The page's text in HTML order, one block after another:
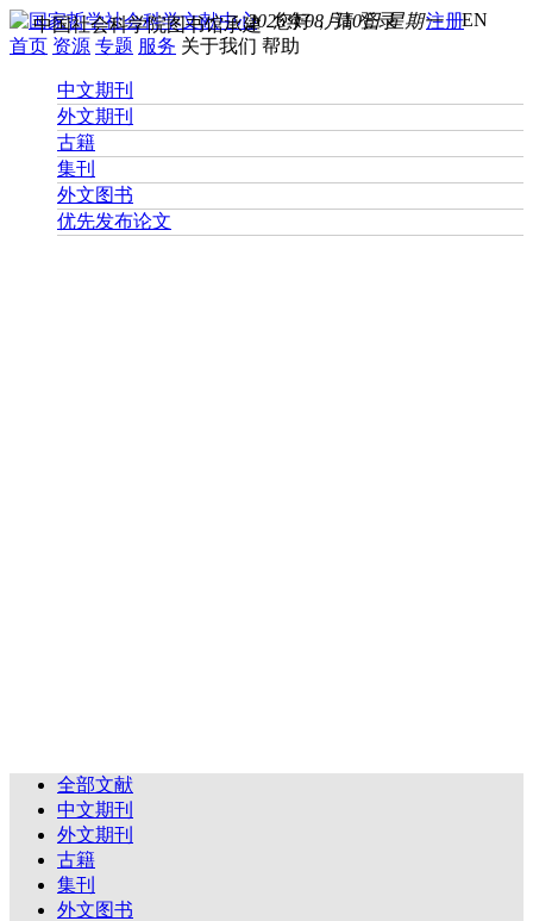
您好， 请登录 注册EN
2026年08月10日 星期一
中国社会科学院图书馆承建
首页 资源 专题 服务 关于我们 帮助
中文期刊
外文期刊
古籍
集刊
外文图书
优先发布论文
全部文献
中文期刊
外文期刊
古籍
集刊
外文图书